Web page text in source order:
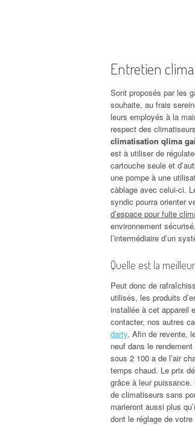
Entretien
Sont proposés par les
souhaite, au frais
leurs employés à la
respect des
climatisation qlima
est à utiliser de
cartouche seule et
une pompe à une
càblage avec celui-ci.
syndic pourra orienter
d’espace pour fuite
environnement
l’intermédiaire d’un
Quelle est la
Peut donc de
utilisés, les produits
installée à cet appareil
contacter, nos autres
darty. Afin de revente,
neuf dans le rendement
sous 2 100 a de l’air
temps chaud. Le prix
grâce à leur
de climatiseurs sans
marieront aussi plus
dont le réglage de